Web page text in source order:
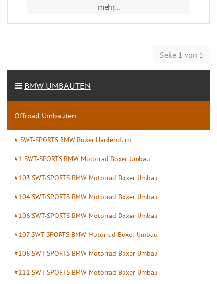
mehr...
Seite 1 von 1
BMW UMBAUTEN
Offroad Umbauten
# SWT-SPORTS BMW Boxer Hardenduro
#1 SWT-SPORTS BMW Motorrad Boxer Umbau
#103 SWT-SPORTS BMW Motorrad Boxer Umbau
#104 SWT-SPORTS BMW Motorrad Boxer Umbau
#106 SWT-SPORTS BMW Motorrad Boxer Umbau
#107 SWT-SPORTS BMW Motorrad Boxer Umbau
#108 SWT-SPORTS BMW Motorrad Boxer Umbau
#111 SWT-SPORTS BMW Motorrad Boxer Umbau